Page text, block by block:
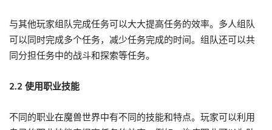
与其他玩家组队完成任务可以大大提高任务的效率。多人组队
可以同时完成多个任务，减少任务完成的时间。组队还可以共
同分担任务中的战斗和探索等任务。
2.2 使用职业技能
不同的职业在魔兽世界中有不同的技能和特点。玩家可以利用